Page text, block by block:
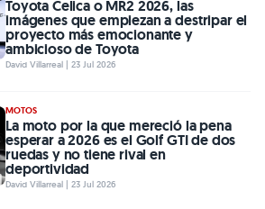
Toyota Celica o MR2 2026, las
imágenes que empiezan a destripar el
proyecto más emocionante y
ambicioso de Toyota
David Villarreal | 23 Jul 2026
MOTOS
La moto por la que mereció la pena
esperar a 2026 es el Golf GTI de dos
ruedas y no tiene rival en
deportividad
David Villarreal | 23 Jul 2026